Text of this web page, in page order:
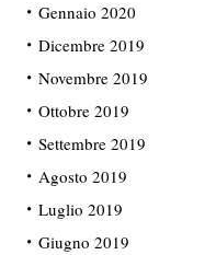
Gennaio 2020
Dicembre 2019
Novembre 2019
Ottobre 2019
Settembre 2019
Agosto 2019
Luglio 2019
Giugno 2019